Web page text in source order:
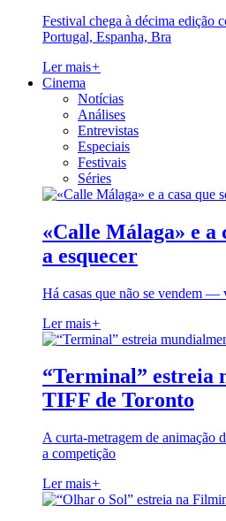
Festival chega à décima edição
Portugal, Espanha, Bra
Ler mais+
Cinema
Notícias
Análises
Entrevistas
Especiais
Festivais
Séries
«Calle Málaga» e a
a esquecer
Há casas que não se vendem —
Ler mais+
“Terminal” estreia
TIFF de Toronto
A curta-metragem de animação
a competição
Ler mais+